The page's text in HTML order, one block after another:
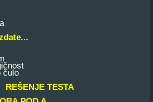
REŠENJE TESTA